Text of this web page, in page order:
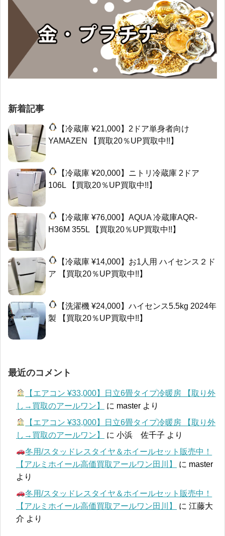
新着記事
【冷蔵庫 ¥21,000】2ドア単身者向け
YAMAZEN 【買取20％UP買取中!!】
【冷蔵庫 ¥20,000】ニトリ冷蔵庫 2ドア
106L 【買取20％UP買取中!!】
【冷蔵庫 ¥76,000】AQUA 冷蔵庫AQR-
H36M 355L 【買取20％UP買取中!!】
【冷蔵庫 ¥14,000】お1人用 ハイセンス２ド
ア 【買取20％UP買取中!!】
【洗濯機 ¥24,000】ハイセンス5.5kg 2024年
製 【買取20％UP買取中!!】
最近のコメント
【エアコン ¥33,000】日立6畳タイプ冷暖房 【取り外
し→買取のアールワン】
に master より
【エアコン ¥33,000】日立6畳タイプ冷暖房 【取り外
し→買取のアールワン】
に 小浜 佐千子 より
冬用/スタッドレスタイヤ＆ホイールセット販売中！
【アルミホイール高価買取アールワン田川】
に master
より
冬用/スタッドレスタイヤ＆ホイールセット販売中！
【アルミホイール高価買取アールワン田川】
に 江藤大
介 より